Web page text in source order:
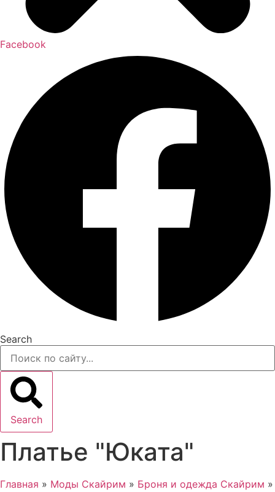
Facebook
Search
Search
Платье "Юката"
Главная » Моды Скайрим » Броня и одежда Скайрим »